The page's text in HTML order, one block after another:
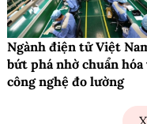
Ngành điện tử Việt
bứt phá nhờ chuẩn hóa
công nghệ đo lường